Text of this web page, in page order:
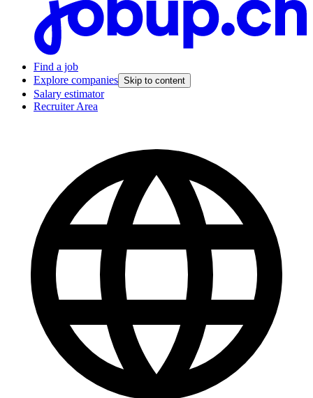
Find a job
Explore companies Skip to content
Salary estimator
Recruiter Area